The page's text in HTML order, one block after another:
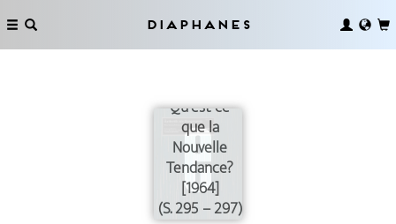
Diaphanes
Qu’est-ce
que la
Nouvelle
Tendance?
[1964]
(S. 295 – 297)